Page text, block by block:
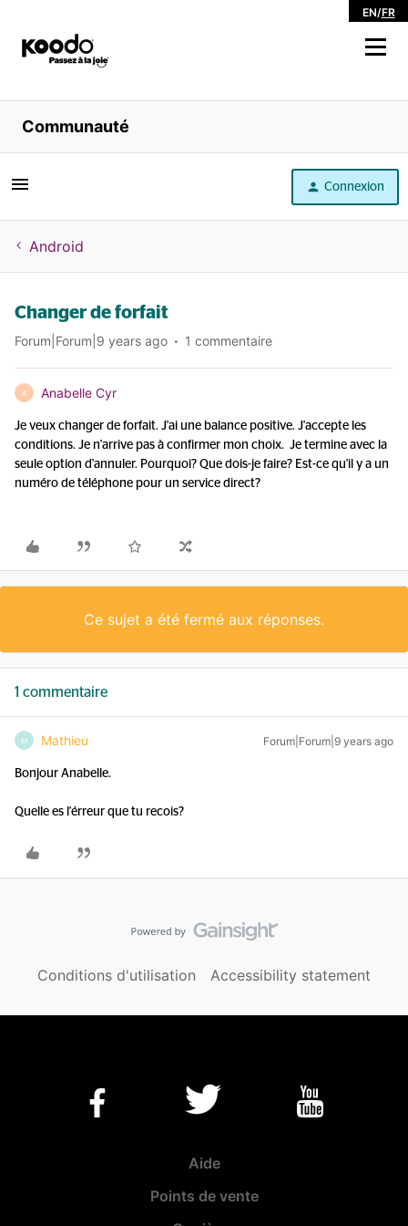
EN/FR
Magasiner
Libre service
Aide
Communauté
Connexion
Android
Changer de forfait
Forum|Forum|9 years ago 1 commentaire
A Anabelle Cyr
Je veux changer de forfait. J'ai une balance positive. J'accepte les
conditions. Je n'arrive pas à confirmer mon choix. Je termine avec la
seule option d'annuler. Pourquoi? Que dois-je faire? Est-ce qu'il y a un
numéro de téléphone pour un service direct?
Ce sujet a été fermé aux réponses.
1 commentaire
M Mathieu Forum|Forum|9 years ago
Bonjour Anabelle.
Quelle es l'érreur que tu recois?
Conditions d'utilisation Accessibility statement
Aide
Points de vente